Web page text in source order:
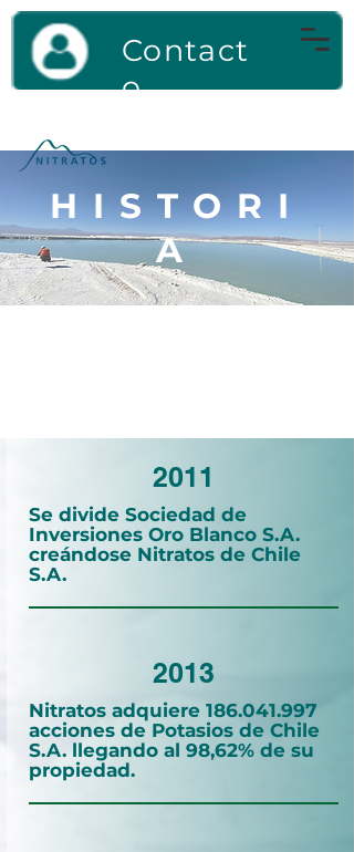
Contact
o
HISTORI
A
2011
Se divide Sociedad de
Inversiones Oro Blanco S.A.
creándose Nitratos de Chile
S.A.
2013
Nitratos adquiere 186.041.997
acciones de Potasios de Chile
S.A. llegando al 98,62% de su
propiedad.